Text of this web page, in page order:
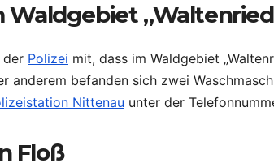
der Polizei mit, dass im Waldgebiet
anderem befanden sich zwei
Nittenau unter der
Floß